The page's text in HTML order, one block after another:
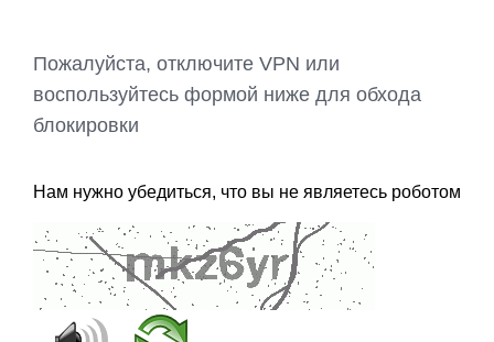
Пожалуйста, отключите VPN или
воспользуйтесь формой ниже для обхода
блокировки
Нам нужно убедиться, что вы не являетесь роботом